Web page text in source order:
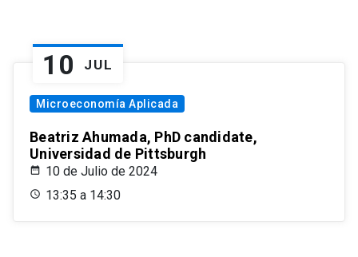
10 JUL
Microeconomía Aplicada
Beatriz Ahumada, PhD candidate,
Universidad de Pittsburgh
10 de Julio de 2024
13:35 a 14:30